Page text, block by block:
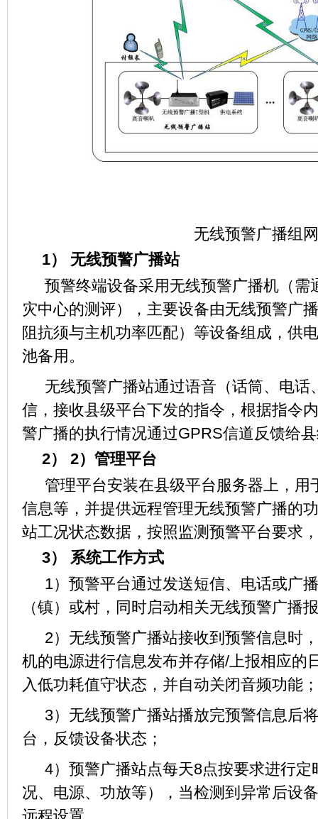
无线预警广播组
1） 无线预警广播站
预警终端设备采用无线预警广播机（
灾中心的测评），主要设备由无线预警广
阻抗须与主机功率匹配）等设备组成，供
池备用。
无线预警广播站通过语音（话筒、电
信，接收县级平台下发的指令，根据指令
警广播的执行情况通过GPRS信道反馈给
2） 2）管理平台
管理平台安装在县级平台服务器上，
信息等，并提供远程管理无线预警广播的
站工况状态数据，按照监测预警平台要求
3） 系统工作方式
1）预警平台通过发送短信、电话或广
（镇）或村，同时启动相关无线预警广播
2）无线预警广播站接收到预警信息时
机的电源进行信息发布并存储/上报相应的
入低功耗值守状态，并自动关闭音频功能；
3）无线预警广播站播放完预警信息后
台，反馈设备状态；
4）预警广播站点每天8点按要求进行
况、电源、功放等），当检测到异常后设